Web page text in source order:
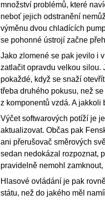
množství problémů, které
neboť jejich odstranění
výměnu dvou chladících
se pohonné ústrojí začne
Jako zlomené se pak jevilo i
zatlačit opravdu velkou silou.
pokaždé, když se snaží
třeba druhého pokusu, než
z komponentů vzdá. A jakkoli
Výčet softwarových potíží je
aktualizovat. Občas pak
ani přerušovač směrových
sedan nedokázal rozpoznat,
pravidelně nemohl
Hlasové ovládání je pak
státu, než do jakého měl